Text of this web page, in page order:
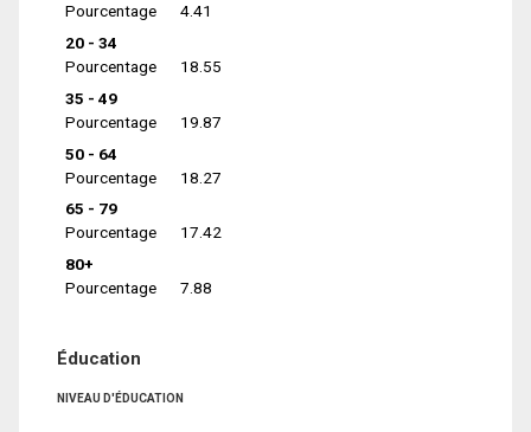
Pourcentage
4.41
20 - 34
Pourcentage
18.55
35 - 49
Pourcentage
19.87
50 - 64
Pourcentage
18.27
65 - 79
Pourcentage
17.42
80+
Pourcentage
7.88
Éducation
NIVEAU D'ÉDUCATION